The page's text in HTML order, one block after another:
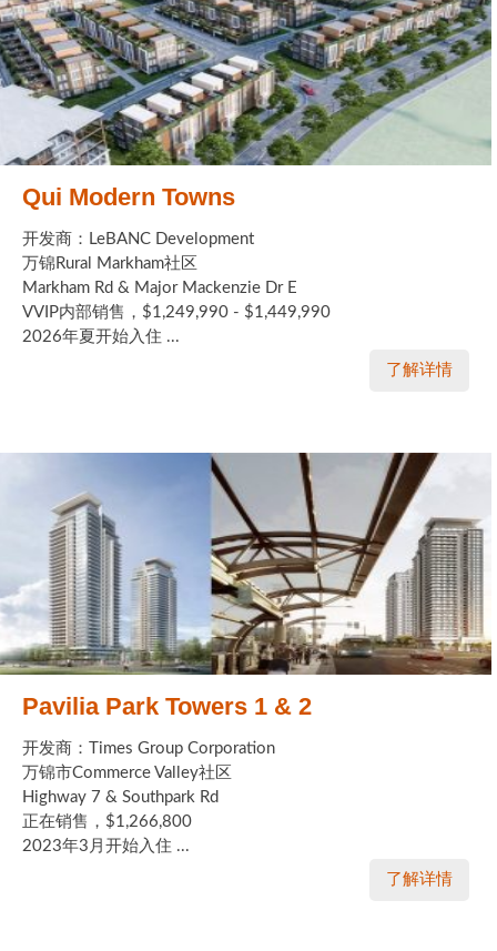
Qui Modern Towns
开发商：LeBANC Development
万锦Rural Markham社区
Markham Rd & Major Mackenzie Dr E
VVIP内部销售，$1,249,990 - $1,449,990
2026年夏开始入住 ...
了解详情
Pavilia Park Towers 1 & 2
开发商：Times Group Corporation
万锦市Commerce Valley社区
Highway 7 & Southpark Rd
正在销售，$1,266,800
2023年3月开始入住 ...
了解详情